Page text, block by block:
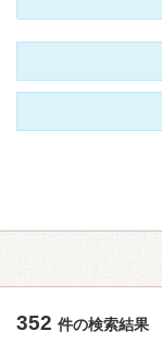
352 件の検索結果